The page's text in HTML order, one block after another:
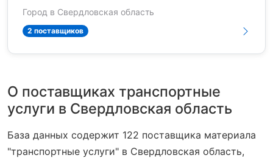
Город в Свердловская область
2 поставщиков
О поставщиках транспортные
услуги в Свердловская область
База данных содержит 122 поставщика материала
"транспортные услуги" в Свердловская область,